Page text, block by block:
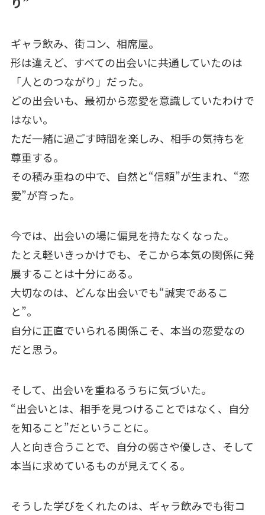
ギャラ飲み、街コン、相席屋。
形は違えど、すべての出会いに共通していたのは
「人とのつながり」だった。
どの出会いも、最初から恋愛を意識していたわけで
はない。
ただ一緒に過ごす時間を楽しみ、相手の気持ちを
尊重する。
その積み重ねの中で、自然と“信頼”が生まれ、“恋
愛”が育った。
今では、出会いの場に偏見を持たなくなった。
たとえ軽いきっかけでも、そこから本気の関係に発
展することは十分にある。
大切なのは、どんな出会いでも“誠実であるこ
と”。
自分に正直でいられる関係こそ、本当の恋愛なの
だと思う。
そして、出会いを重ねるうちに気づいた。
“出会いとは、相手を見つけることではなく、自分
を知ること”だということに。
人と向き合うことで、自分の弱さや優しさ、そして
本当に求めているものが見えてくる。
そうした学びをくれたのは、ギャラ飲みでも街コ